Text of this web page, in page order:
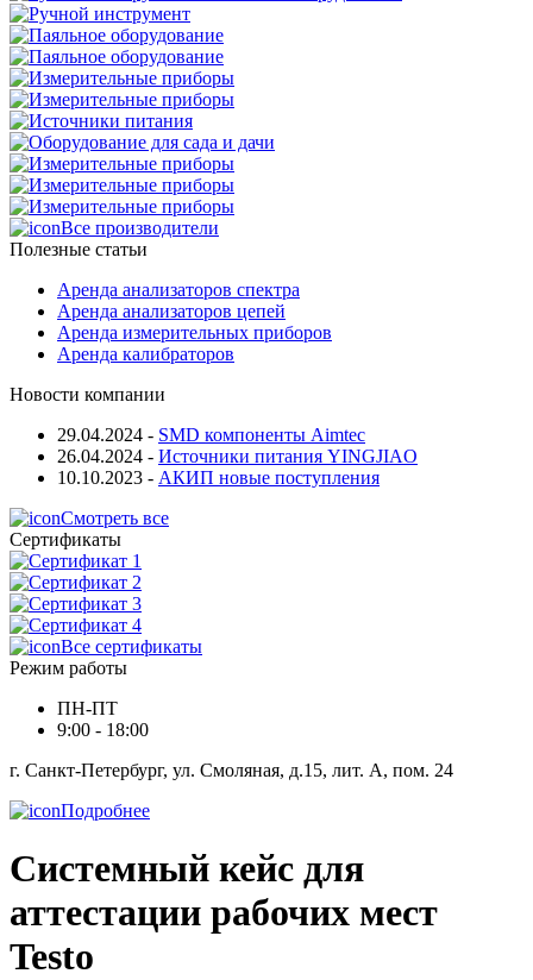
Все производители
Полезные статьи
Аренда анализаторов спектра
Аренда анализаторов цепей
Аренда измерительных приборов
Аренда калибраторов
Новости компании
29.04.2024 - SMD компоненты Aimtec
26.04.2024 - Источники питания YINGJIAO
10.10.2023 - АКИП новые поступления
Смотреть все
Сертификаты
Все сертификаты
Режим работы
ПН-ПТ
9:00 - 18:00
г. Санкт-Петербург, ул. Смоляная, д.15, лит. А, пом. 24
Подробнее
Системный кейс для
аттестации рабочих мест
Testo